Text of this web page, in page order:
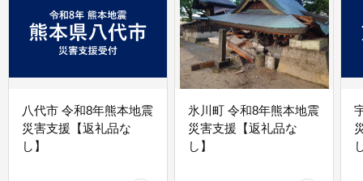
八代市 令和8年熊本地震
災害支援【返礼品な
し】
氷川町 令和8年熊本地震
災害支援【返礼品な
し】